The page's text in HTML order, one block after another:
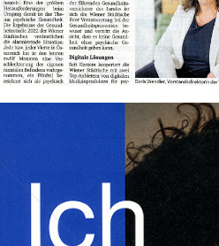
Wiener
WIENER STÄDTISCHE
Group
2022